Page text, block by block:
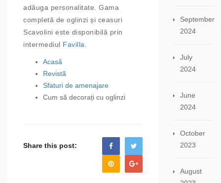
adăuga personalitate. Gama
completă de oglinzi și ceasuri
Scavolini este disponibilă prin
intermediul Favilla.
Acasă
Revistă
Sfaturi de amenajare
Cum să decorați cu oglinzi
Share this post:
September
2024
July
2024
June
2024
October
2023
August